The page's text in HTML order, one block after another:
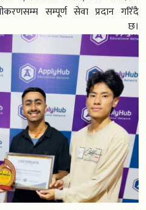
सम्पूर्ण सेवा प्रदान गरिँदै
छ।